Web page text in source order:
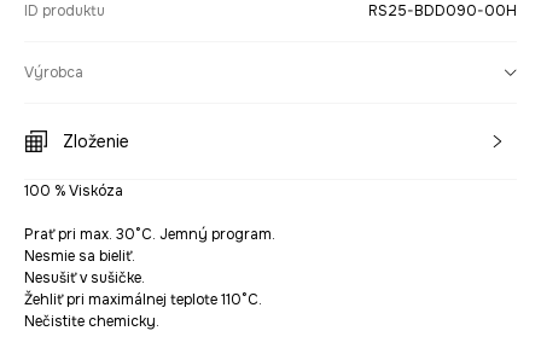
ID produktu RS25-BDD090-00H
Výrobca
Zloženie
100 % Viskóza
Prať pri max. 30°C. Jemný program.
Nesmie sa bieliť.
Nesušiť v sušičke.
Žehliť pri maximálnej teplote 110°C.
Nečistite chemicky.